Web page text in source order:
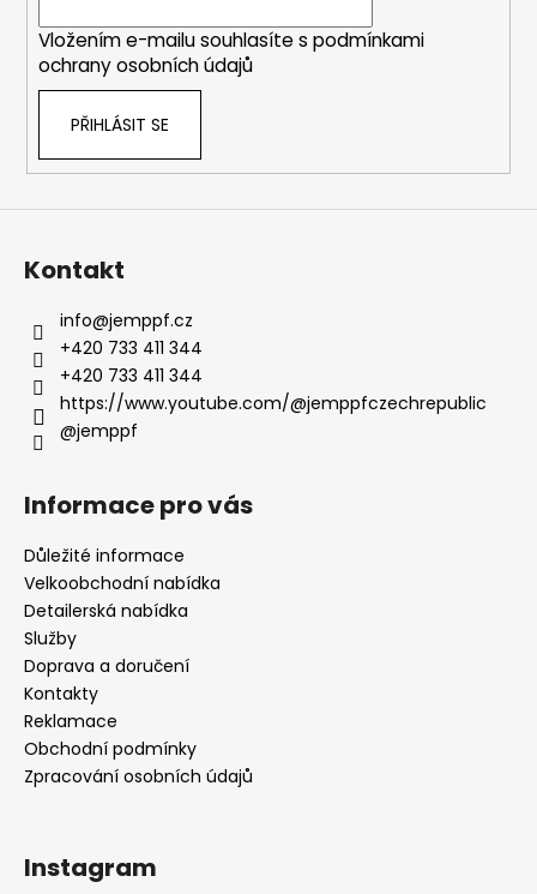
Vložením e-mailu souhlasíte s podmínkami
ochrany osobních údajů
PŘIHLÁSIT SE
Kontakt
info@jemppf.cz
+420 733 411 344
+420 733 411 344
https://www.youtube.com/@jemppfczechrepublic
@jemppf
Informace pro vás
Důležité informace
Velkoobchodní nabídka
Detailerská nabídka
Služby
Doprava a doručení
Kontakty
Reklamace
Obchodní podmínky
Zpracování osobních údajů
Instagram